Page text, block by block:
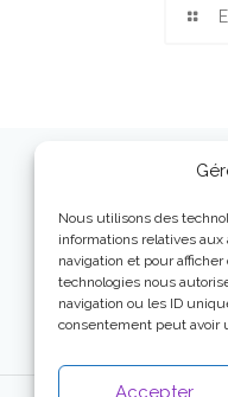
Nous utilisons des
informations relatives aux
navigation et pour
technologies nous
navigation ou les ID
consentement peut avoir
Accepter